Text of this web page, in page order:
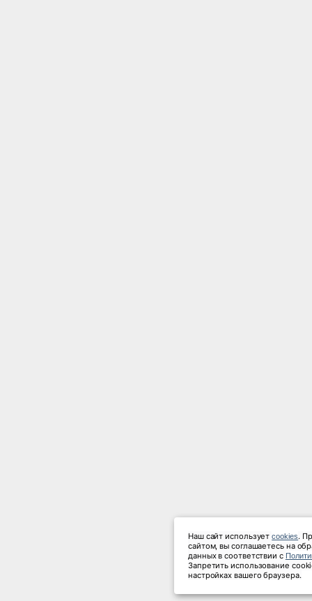
Наш сайт использует cookies.
сайтом, вы соглашаетесь на
данных в соответствии с
Запретить использование
настройках вашего браузера.